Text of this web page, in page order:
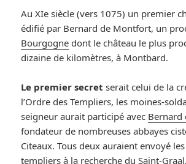
Au XIe siècle (vers 1075) un premier
édifié par Bernard de Montfort, un
Bourgogne dont le château le plus
dizaine de kilomètres, à Montbard.
Le premier secret serait celui de la
l’Ordre des Templiers, les moines-
seigneur aurait participé avec Bernard
fondateur de nombreuses abbayes
Citeaux. Tous deux auraient envoyé
templiers à la recherche du Saint-